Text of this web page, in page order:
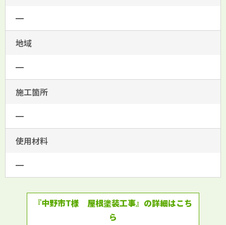
━
地域
━
施工箇所
━
使用材料
━
『中野市T様 屋根塗装工事』の詳細はこち
ら